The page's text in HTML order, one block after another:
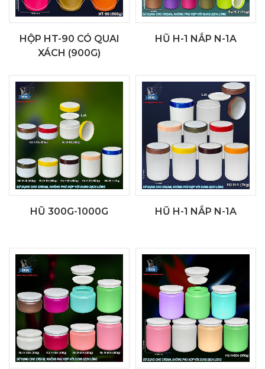
HỘP HT-90 CÓ QUAI
XÁCH (900G)
HŨ H-1 NẮP N-1A
HŨ 300G-1000G HŨ H-1 NẮP N-1A